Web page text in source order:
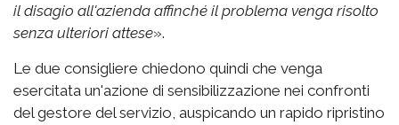
il disagio all'azienda affinché il problema venga risolto
senza ulteriori attese».
Le due consigliere chiedono quindi che venga
esercitata un'azione di sensibilizzazione nei confronti
del gestore del servizio, auspicando un rapido ripristino